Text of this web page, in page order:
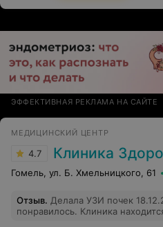
ЭФФЕКТИВНАЯ РЕКЛАМА НА САЙТЕ
МЕДИЦИНСКИЙ ЦЕНТР
4.7 Клиника
Гомель, ул. Б. Хмельницкого, 61
Отзыв. Делала УЗИ почек
понравилось. Клиника